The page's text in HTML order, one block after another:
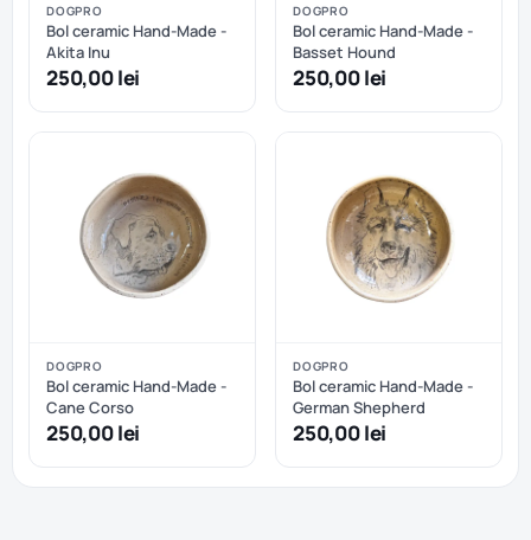
DOGPRO
Bol ceramic Hand-Made -
Akita Inu
250,00 lei
DOGPRO
Bol ceramic Hand-Made -
Basset Hound
250,00 lei
DOGPRO
Bol ceramic Hand-Made -
Cane Corso
250,00 lei
DOGPRO
Bol ceramic Hand-Made -
German Shepherd
250,00 lei